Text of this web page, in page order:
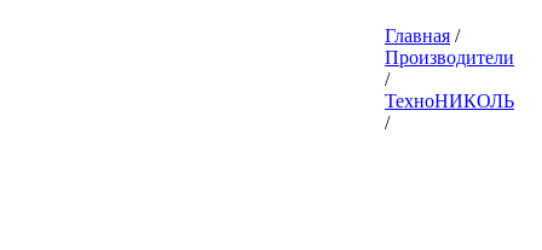
Главная /
Производители
/
ТехноНИКОЛЬ
/